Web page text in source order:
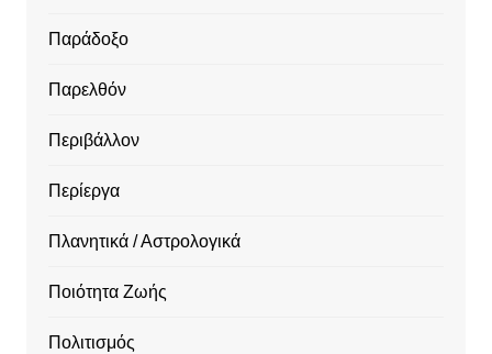
Παράδοξο
Παρελθόν
Περιβάλλον
Περίεργα
Πλανητικά / Αστρολογικά
Ποιότητα Ζωής
Πολιτισμός